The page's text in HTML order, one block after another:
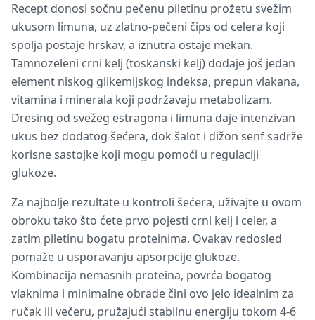
Recept donosi sočnu pečenu piletinu prožetu svežim
ukusom limuna, uz zlatno-pečeni čips od celera koji
spolja postaje hrskav, a iznutra ostaje mekan.
Tamnozeleni crni kelj (toskanski kelj) dodaje još jedan
element niskog glikemijskog indeksa, prepun vlakana,
vitamina i minerala koji podržavaju metabolizam.
Dresing od svežeg estragona i limuna daje intenzivan
ukus bez dodatog šećera, dok šalot i dižon senf sadrže
korisne sastojke koji mogu pomoći u regulaciji
glukoze.
Za najbolje rezultate u kontroli šećera, uživajte u ovom
obroku tako što ćete prvo pojesti crni kelj i celer, a
zatim piletinu bogatu proteinima. Ovakav redosled
pomaže u usporavanju apsorpcije glukoze.
Kombinacija nemasnih proteina, povrća bogatog
vlaknima i minimalne obrade čini ovo jelo idealnim za
ručak ili večeru, pružajući stabilnu energiju tokom 4-6